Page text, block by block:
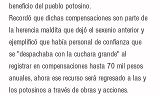
beneficio del pueblo potosino.
Recordó que dichas compensaciones son parte de
la herencia maldita que dejó el sexenio anterior y
ejemplificó que había personal de confianza que
se "despachaba con la cuchara grande" al
registrar en compensaciones hasta 70 mil pesos
anuales, ahora ese recurso será regresado a las y
los potosinos a través de obras y acciones.